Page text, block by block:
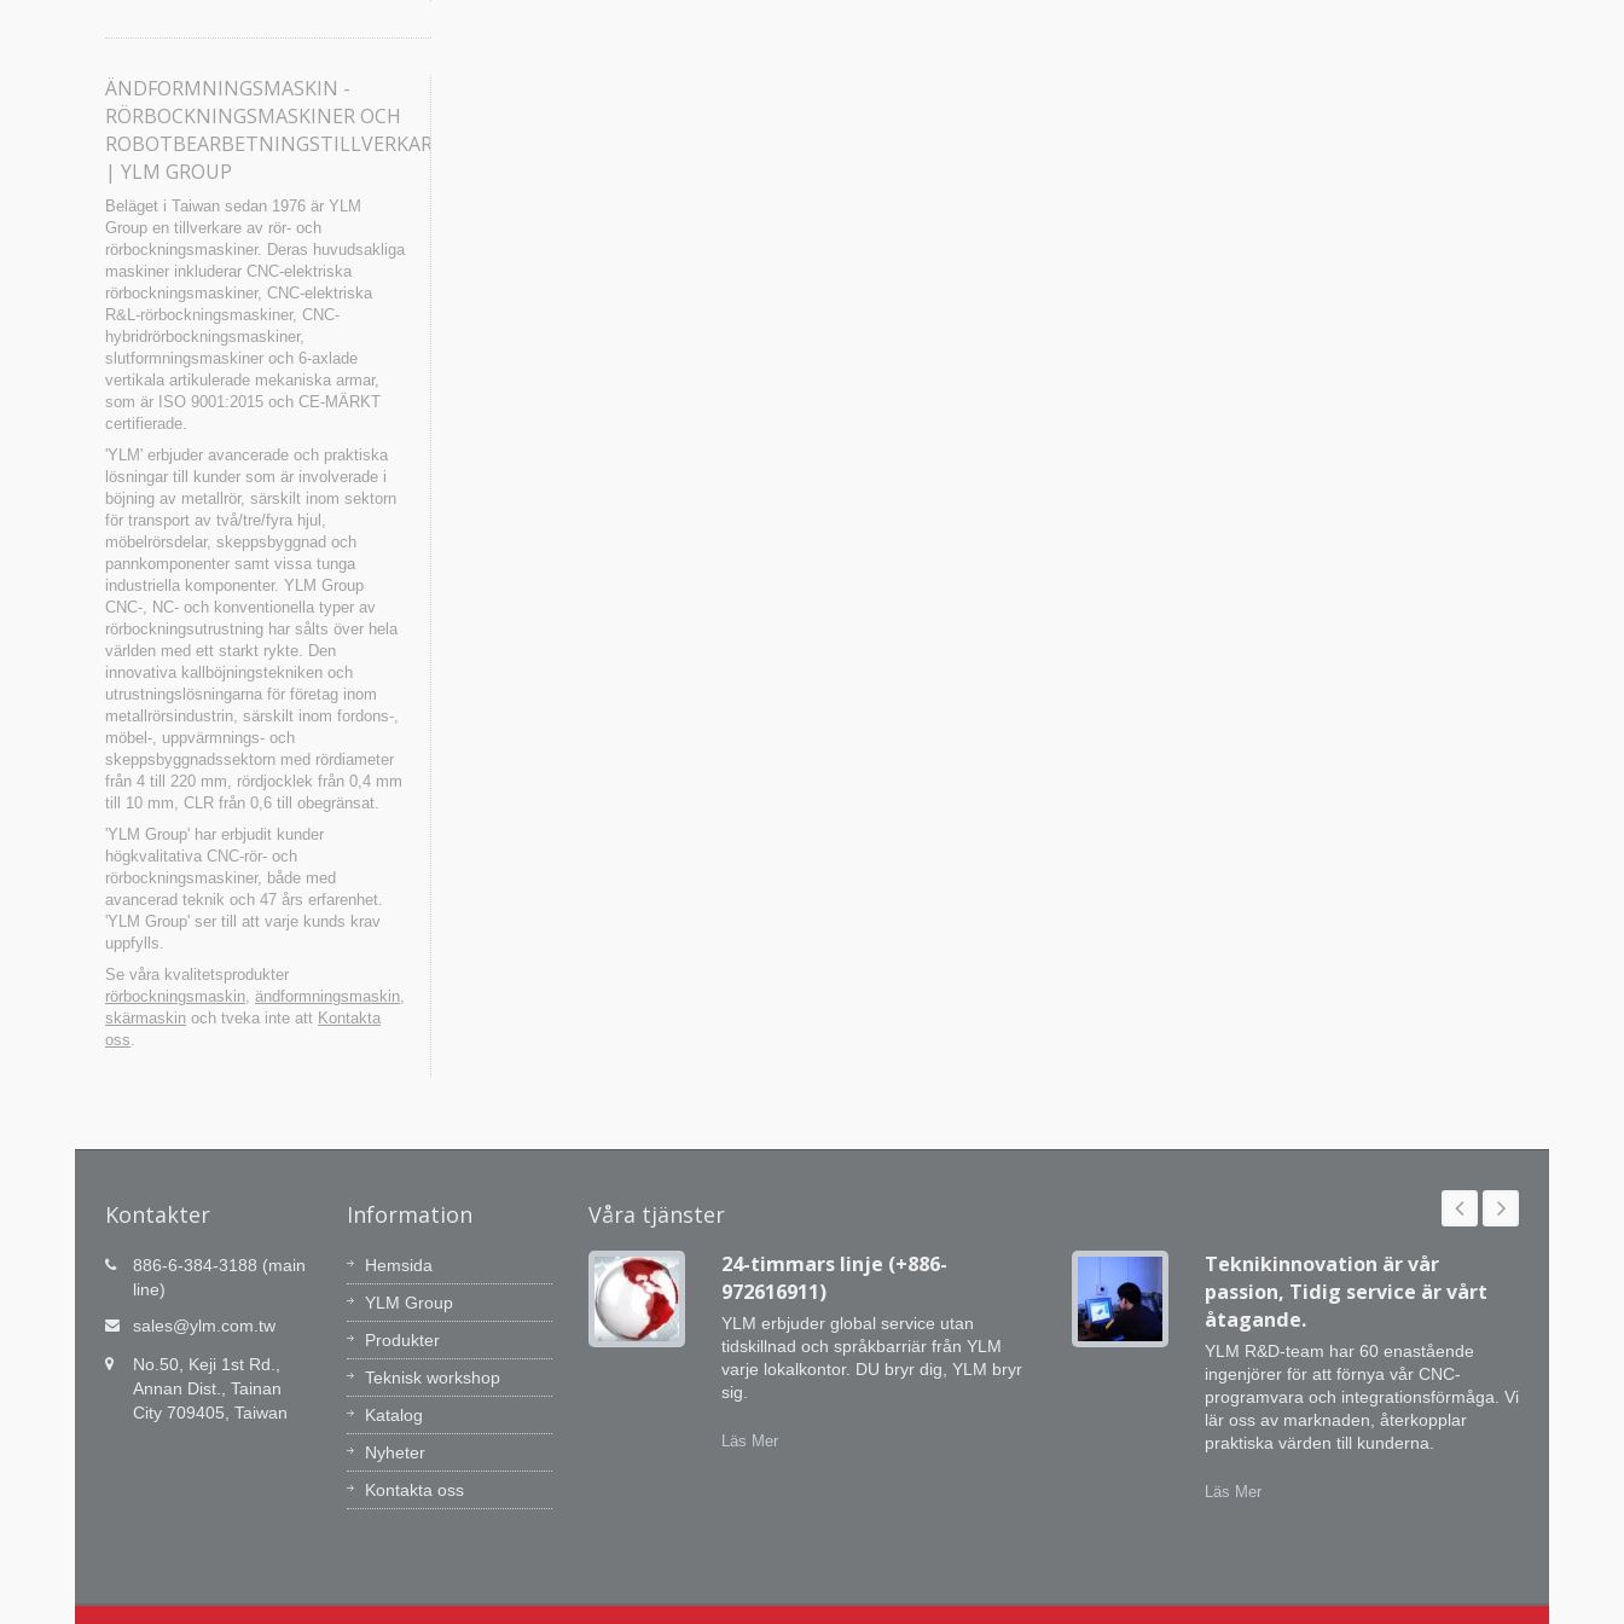
ÄNDFORMNINGSMASKIN -
RÖRBOCKNINGSMASKINER OCH
ROBOTBEARBETNINGSTILLVERKARE
| YLM GROUP
Beläget i Taiwan sedan 1976 är YLM
Group en tillverkare av rör- och
rörbockningsmaskiner. Deras huvudsakliga
maskiner inkluderar CNC-elektriska
rörbockningsmaskiner, CNC-elektriska
R&L-rörbockningsmaskiner, CNC-
hybridrörbockningsmaskiner,
slutformningsmaskiner och 6-axlade
vertikala artikulerade mekaniska armar,
som är ISO 9001:2015 och CE-MÄRKT
certifierade.
'YLM' erbjuder avancerade och praktiska
lösningar till kunder som är involverade i
böjning av metallrör, särskilt inom sektorn
för transport av två/tre/fyra hjul,
möbelrörsdelar, skeppsbyggnad och
pannkomponenter samt vissa tunga
industriella komponenter. YLM Group
CNC-, NC- och konventionella typer av
rörbockningsutrustning har sålts över hela
världen med ett starkt rykte. Den
innovativa kallböjningstekniken och
utrustningslösningarna för företag inom
metallrörsindustrin, särskilt inom fordons-,
möbel-, uppvärmnings- och
skeppsbyggnadssektorn med rördiameter
från 4 till 220 mm, rördjocklek från 0,4 mm
till 10 mm, CLR från 0,6 till obegränsat.
'YLM Group' har erbjudit kunder
högkvalitativa CNC-rör- och
rörbockningsmaskiner, både med
avancerad teknik och 47 års erfarenhet.
'YLM Group' ser till att varje kunds krav
uppfylls.
Se våra kvalitetsprodukter
rörbockningsmaskin, ändformningsmaskin,
skärmaskin och tveka inte att Kontakta
oss.
Kontakter
886-6-384-3188 (main
line)
sales@ylm.com.tw
No.50, Keji 1st Rd.,
Annan Dist., Tainan
City 709405, Taiwan
Information
Hemsida
YLM Group
Produkter
Teknisk workshop
Katalog
Nyheter
Kontakta oss
Våra tjänster
Teknikinnovation är vår
passion, Tidig service är vårt
åtagande.
YLM R&D-team har 60 enastående
ingenjörer för att förnya vår CNC-
programvara och integrationsförmåga. Vi
lär oss av marknaden, återkopplar
praktiska värden till kunderna.
24-timmars linje (+886-
972616911)
YLM erbjuder global service utan
tidskillnad och språkbarriär från YLM
varje lokalkontor. DU bryr dig, YLM bryr
sig.
Läs Mer
Teknikinnovation är vår
passion, Tidig service är vårt
åtagande.
YLM R&D-team har 60 enastående
ingenjörer för att förnya vår CNC-
programvara och integrationsförmåga. Vi
lär oss av marknaden, återkopplar
praktiska värden till kunderna.
Läs Mer